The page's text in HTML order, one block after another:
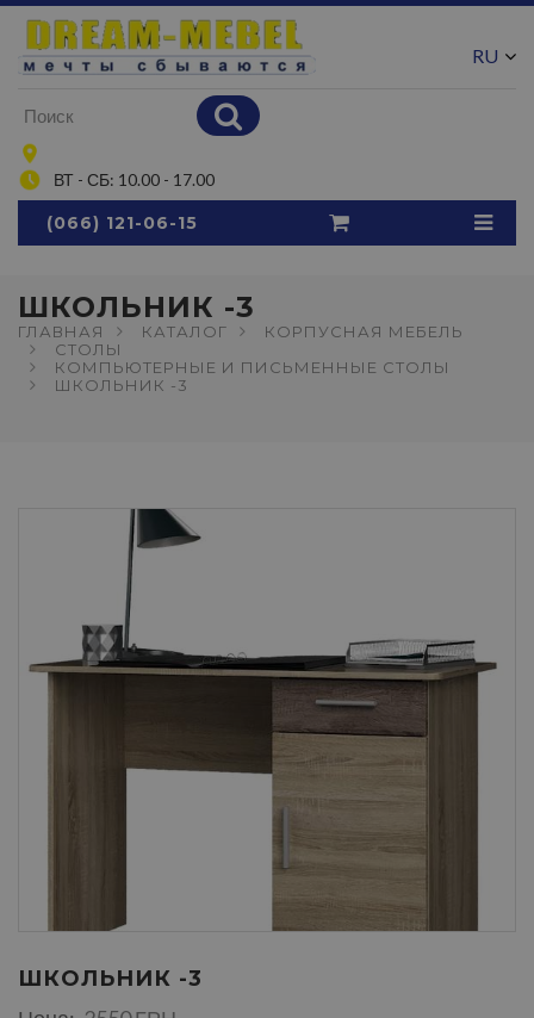
ВТ - СБ: 10.00 - 17.00
RU
(066) 121-06-15
ШКОЛЬНИК -3
ГЛАВНАЯ КАТАЛОГ
КОРПУСНАЯ МЕБЕЛЬ
СТОЛЫ
КОМПЬЮТЕРНЫЕ И ПИСЬМЕННЫЕ СТОЛЫ
ШКОЛЬНИК -3
ШКОЛЬНИК -3